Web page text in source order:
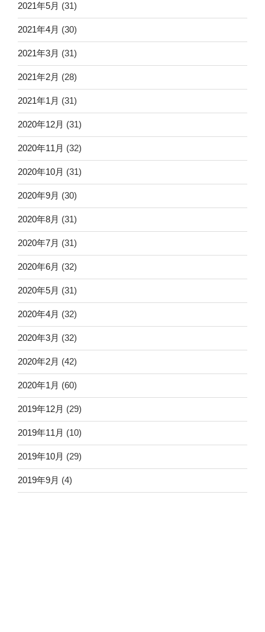
2021年5月 (31)
2021年4月 (30)
2021年3月 (31)
2021年2月 (28)
2021年1月 (31)
2020年12月 (31)
2020年11月 (32)
2020年10月 (31)
2020年9月 (30)
2020年8月 (31)
2020年7月 (31)
2020年6月 (32)
2020年5月 (31)
2020年4月 (32)
2020年3月 (32)
2020年2月 (42)
2020年1月 (60)
2019年12月 (29)
2019年11月 (10)
2019年10月 (29)
2019年9月 (4)